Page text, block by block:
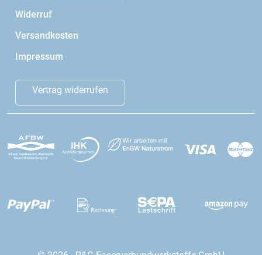
Widerruf
Versandkosten
Impressum
Vertrag widerrufen